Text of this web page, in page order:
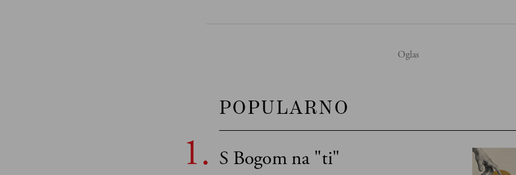
POPULARNO
S Bogom na "ti"